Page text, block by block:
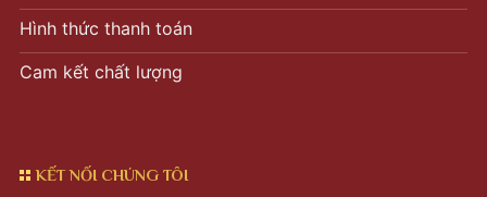
Hình thức thanh toán
Cam kết chất lượng
KẾT NỐI CHÚNG TÔI